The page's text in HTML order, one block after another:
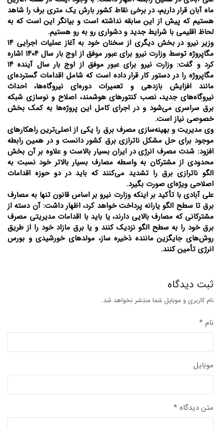
ماه آبان قرار داریم، در برخی نقاط کشور بارش یک متری برف را شاهد
هستیم که پیش از این سابقه نداشته است و بیانگر این است که به
لحاظ اقلیمی با شرایط جدید و دشواری رو به رو هستیم.
وزیر نیرو در بخش دیگری از سخنان خود به آغاز عملیات اجرایی ۱۴
مگاپروژه توسط وزارت نیرو برای عبور موفق از اوج بار سال ۱۴۰۴ اشاره
کرد و گفت: وزارت نیرو برای عبور موفق از اوج بار سال آینده ۱۴
مگاپروژه را در دستور کار قرار داده است که شامل اقدامات گسترده‌ای
مانند افزایش بازدهی و تعمیرات دوره‌ای نیروگاه‌ها، احداث
نیروگاه‌های جدید، نصب کنتور‌های هوشمند، اصلاح و نوسازی شبکه
برق سراسری می‌شود و در اجرای کامل این پروژه‌ها به کمک بخش
خصوصی نیاز است.
وی مدیریت و بهینه‌سازی مصرف برق را یکی از اصلی‌ترین راهکار‌های
موجود برای حل مشکل ناترازی برق کشور دانست و در همین رابطه
افزود: شدت مصرف انرژی در ایران بسیار بالاست و علاوه بر آن بخش
محدودی از مشترکان به واسطه مصارف بسیار بالاتر خود نسبت به
الگو ناترازی برق را تشدید می‌کنند که باید در دو حوزه اقدامات
اصلاحی ویژه‌ای صورت بگیرد.
علی آبادی با تأکید بر اینکه وزارت نیرو بر اساس قانون تنها به مصارف
برق تا سطح الگو یارانه پرداخت خواهد کرد، اظهار داشت: آن دسته از
مشترکانی که مصارف بالایی دارند، یا باید با اقدامات مدیریتی مصرف
برق خود را به سطح الگو نزدیک کنند و یا برق مازاد خود را از طریق
روش‌های جایگزین ماننده ذخیره ساز، مولد‌های خورشیدی و بورس
انرژی تأمین کنند.
ثبت دیدگاه
نام کاربری و موبایل شما منتشر نخواهد شد.
نام *
موبایل
متن دیدگاه *